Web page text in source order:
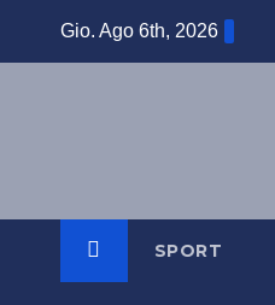
Gio. Ago 6th, 2026
SPORT